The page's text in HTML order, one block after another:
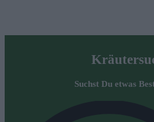
Suchst Du etwas